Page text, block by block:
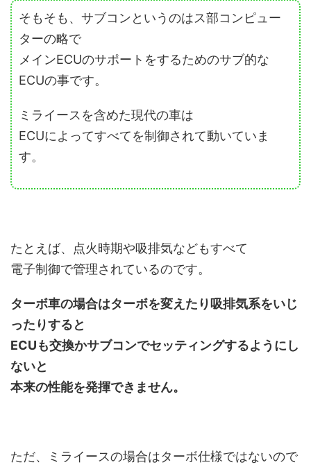
そもそも、サブコンというのはス部コンピュー
ターの略で
メインECUのサポートをするためのサブ的な
ECUの事です。
ミライースを含めた現代の車は
ECUによってすべてを制御されて動いていま
す。
たとえば、点火時期や吸排気などもすべて
電子制御で管理されているのです。
ターボ車の場合はターボを変えたり吸排気系をいじ
ったりすると
ECUも交換かサブコンでセッティングするようにし
ないと
本来の性能を発揮できません。
ただ、ミライースの場合はターボ仕様ではないので